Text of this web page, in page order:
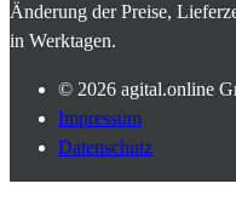
Änderung der Preise,
in Werktagen.
© 2026 agital.online
Impressum
Datenschutz